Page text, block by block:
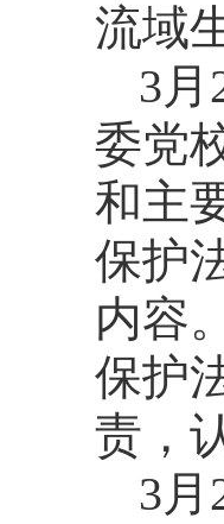
流域
3
委党
和主
保护
内容
保护
责，
3